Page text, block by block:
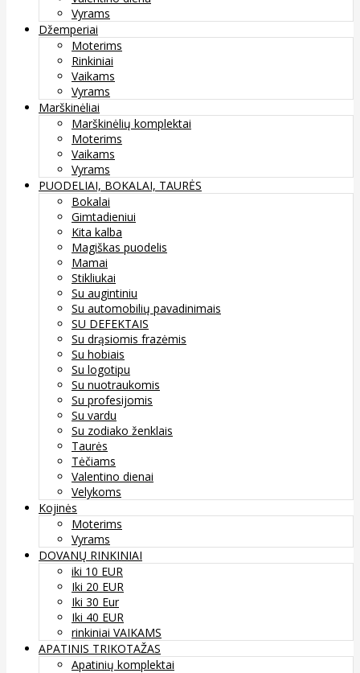
Vyrams
Džemperiai
Moterims
Rinkiniai
Vaikams
Vyrams
Marškinėliai
Marškinėlių komplektai
Moterims
Vaikams
Vyrams
PUODELIAI, BOKALAI, TAURĖS
Bokalai
Gimtadieniui
Kita kalba
Magiškas puodelis
Mamai
Stikliukai
Su augintiniu
Su automobilių pavadinimais
SU DEFEKTAIS
Su drąsiomis frazėmis
Su hobiais
Su logotipu
Su nuotraukomis
Su profesijomis
Su vardu
Su zodiako ženklais
Taurės
Tėčiams
Valentino dienai
Velykoms
Kojinės
Moterims
Vyrams
DOVANŲ RINKINIAI
iki 10 EUR
Iki 20 EUR
Iki 30 Eur
Iki 40 EUR
rinkiniai VAIKAMS
APATINIS TRIKOTAŽAS
Apatinių komplektai